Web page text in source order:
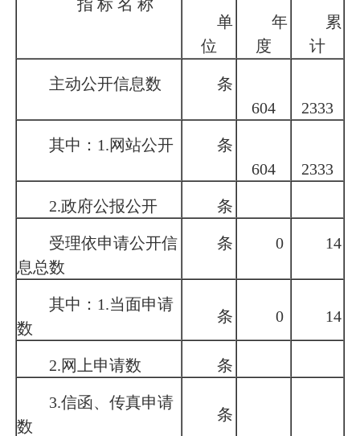
指 标 名 称
单
位
年
度
累
计
主动公开信息数
条
604
2333
其中： 1.网站公开
条
604
2333
2.政府公报公开 条
受理依申请公开信
息总数
条 0 14
其中： 1.当面申请
数
条 0 14
2.网上申请数 条
3.信函、传真申请
数
条